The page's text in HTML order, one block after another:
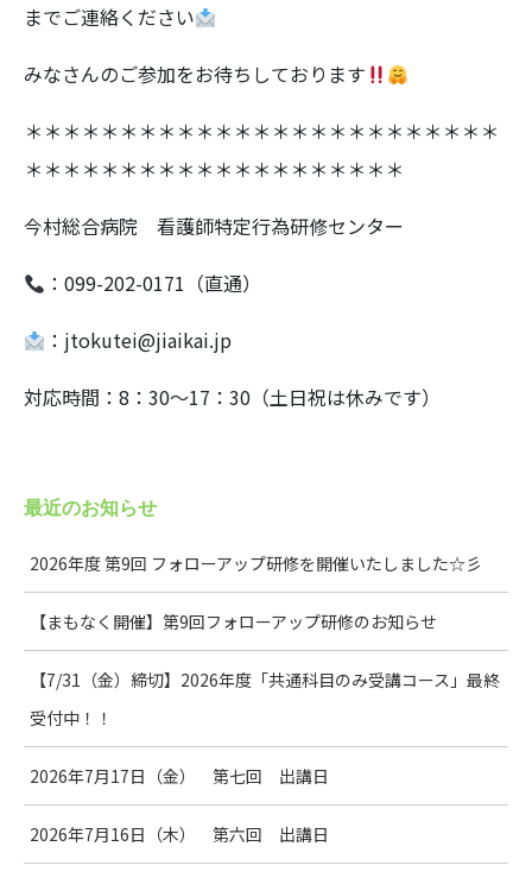
までご連絡ください
みなさんのご参加をお待ちしております
＊＊＊＊＊＊＊＊＊＊＊＊＊＊＊＊＊＊＊＊＊＊＊＊＊
＊＊＊＊＊＊＊＊＊＊＊＊＊＊＊＊＊＊＊＊
今村総合病院 看護師特定行為研修センター
：099-202-0171（直通）
：jtokutei@jiaikai.jp
対応時間：8：30～17：30（土日祝は休みです）
最近のお知らせ
2026年度 第9回 フォローアップ研修を開催いたしました☆彡
【まもなく開催】第9回フォローアップ研修のお知らせ
【7/31（金）締切】2026年度「共通科目のみ受講コース」最終
受付中！！
2026年7月17日（金） 第七回 出講日
2026年7月16日（木） 第六回 出講日